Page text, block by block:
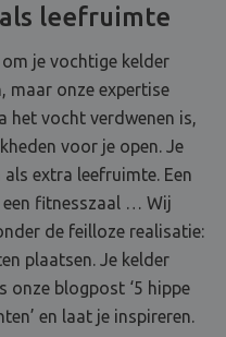
leefruimte
je vochtige kelder
maar onze expertise
het vocht verdwenen is,
voor je open. Je
extra leefruimte. Een
een fitnesszaal … Wij
de feilloze realisatie:
plaatsen. Je kelder
onze blogpost ‘5 hippe
en laat je inspireren.